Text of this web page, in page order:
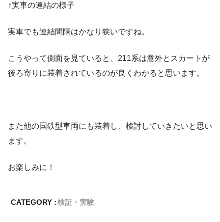
↑実車の連結の様子
実車でも連結間隔はかなり狭いですね。
こうやって側面を見ていると、211系は意外とスカートが
後ろ寄りに装着されているのが良くわかると思います。
また他の国鉄型車両にも装着し、検討していきたいと思い
ます。
お楽しみに！
CATEGORY :検証・実験